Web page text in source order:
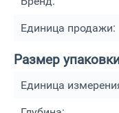
Единица продажи:
Размер
Единица